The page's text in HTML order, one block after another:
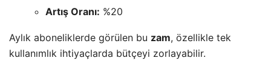
Artış Oranı: %20
Aylık aboneliklerde görülen bu zam, özellikle tek
kullanımlık ihtiyaçlarda bütçeyi zorlayabilir.